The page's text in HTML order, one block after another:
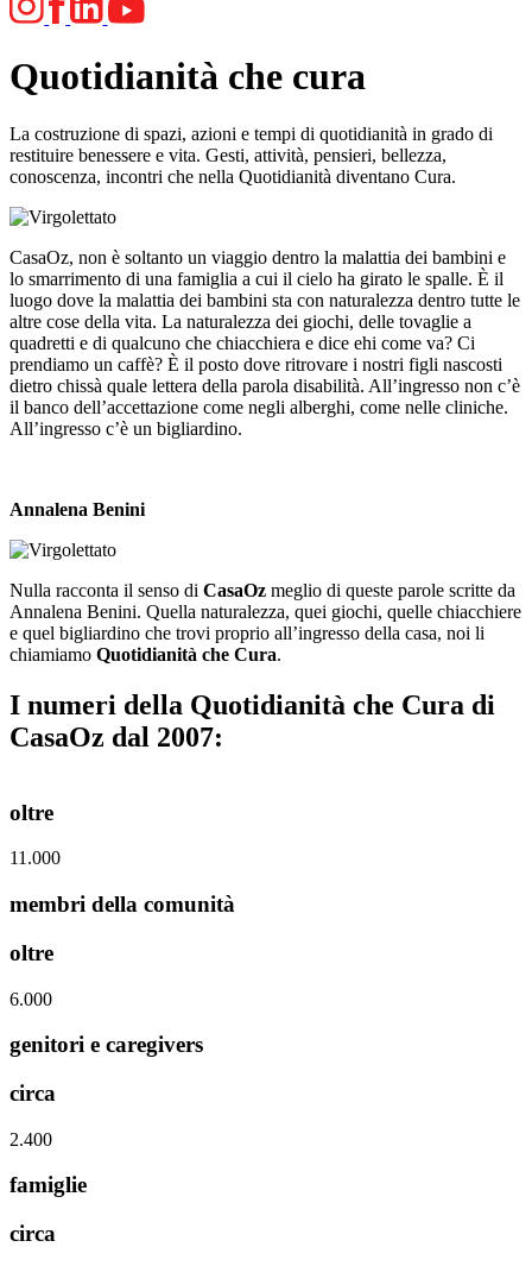
Quotidianità che cura
La costruzione di spazi, azioni e tempi di quotidianità in grado di
restituire benessere e vita. Gesti, attività, pensieri, bellezza,
conoscenza, incontri che nella Quotidianità diventano Cura.
CasaOz, non è soltanto un viaggio dentro la malattia dei bambini e
lo smarrimento di una famiglia a cui il cielo ha girato le spalle. È il
luogo dove la malattia dei bambini sta con naturalezza dentro tutte le
altre cose della vita. La naturalezza dei giochi, delle tovaglie a
quadretti e di qualcuno che chiacchiera e dice ehi come va? Ci
prendiamo un caffè? È il posto dove ritrovare i nostri figli nascosti
dietro chissà quale lettera della parola disabilità. All’ingresso non c’è
il banco dell’accettazione come negli alberghi, come nelle cliniche.
All’ingresso c’è un bigliardino.
Annalena Benini
Nulla racconta il senso di CasaOz meglio di queste parole scritte da
Annalena Benini. Quella naturalezza, quei giochi, quelle chiacchiere
e quel bigliardino che trovi proprio all’ingresso della casa, noi li
chiamiamo Quotidianità che Cura.
I numeri della Quotidianità che Cura di
CasaOz dal 2007:
oltre
11.000
membri della comunità
oltre
6.000
genitori e caregivers
circa
2.400
famiglie
circa